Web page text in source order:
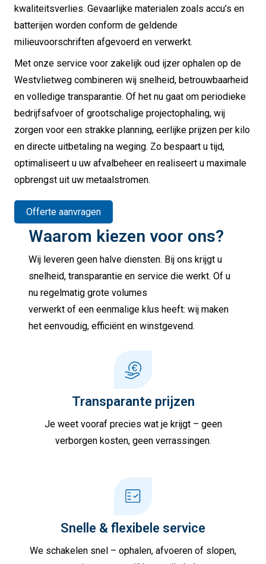
kwaliteitsverlies. Gevaarlijke materialen zoals accu’s en
batterijen worden conform de geldende
milieuvoorschriften afgevoerd en verwerkt.
Met onze service voor zakelijk oud ijzer ophalen op de
Westvlietweg combineren wij snelheid, betrouwbaarheid
en volledige transparantie. Of het nu gaat om periodieke
bedrijfsafvoer of grootschalige projectophaling, wij
zorgen voor een strakke planning, eerlijke prijzen per kilo
en directe uitbetaling na weging. Zo bespaart u tijd,
optimaliseert u uw afvalbeheer en realiseert u maximale
opbrengst uit uw metaalstromen.
Offerte aanvragen
Waarom kiezen voor ons?
Wij leveren geen halve diensten. Bij ons krijgt u
snelheid, transparantie en service die werkt. Of u
nu regelmatig grote volumes
verwerkt of een eenmalige klus heeft: wij maken
het eenvoudig, efficiënt en winstgevend.
Transparante prijzen
Je weet vooraf precies wat je krijgt – geen
verborgen kosten, geen verrassingen.
Snelle & flexibele service
We schakelen snel – ophalen, afvoeren of slopen,